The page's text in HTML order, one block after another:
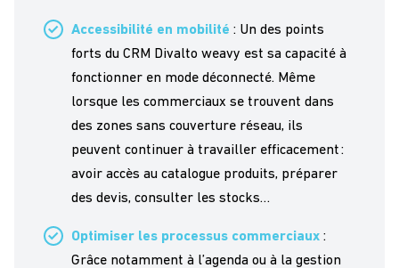
Accessibilité en mobilité : Un des points
forts du CRM Divalto weavy est sa capacité à
fonctionner en mode déconnecté. Même
lorsque les commerciaux se trouvent dans
des zones sans couverture réseau, ils
peuvent continuer à travailler efficacement :
avoir accès au catalogue produits, préparer
des devis, consulter les stocks…
Optimiser les processus commerciaux :
Grâce notamment à l’agenda ou à la gestion